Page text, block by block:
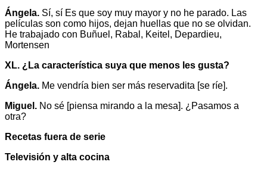
Ángela. Sí, sí Es que soy muy mayor y no he parado. Las
películas son como hijos, dejan huellas que no se olvidan.
He trabajado con Buñuel, Rabal, Keitel, Depardieu,
Mortensen
XL. ¿La característica suya que menos les gusta?
Ángela. Me vendría bien ser más reservadita [se ríe].
Miguel. No sé [piensa mirando a la mesa]. ¿Pasamos a
otra?
Recetas fuera de serie
Televisión y alta cocina